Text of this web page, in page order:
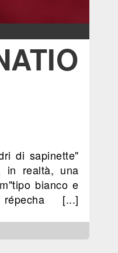
di sapinette"
in realtà, una
bianco e
[...]